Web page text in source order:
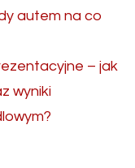
autem na co
– jak
wyniki